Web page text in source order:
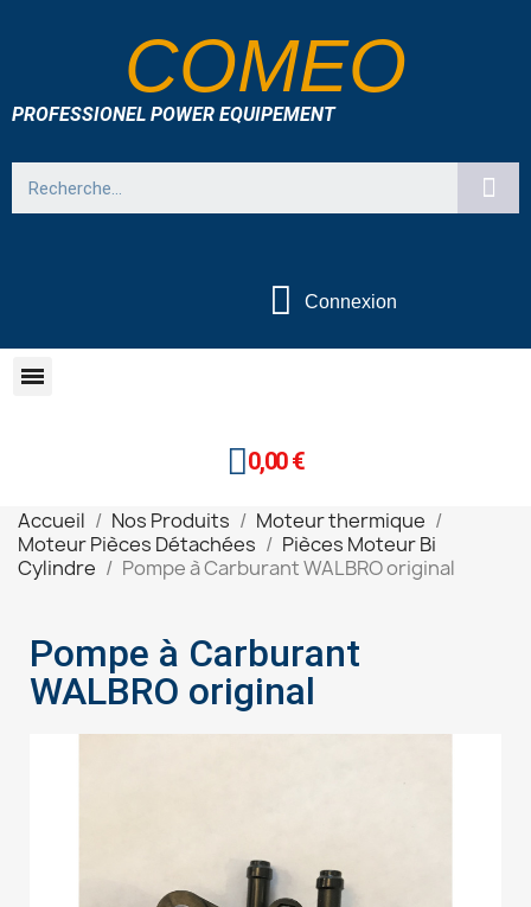
COMEO
PROFESSIONEL POWER EQUIPEMENT
Connexion
0,00 €
Accueil Nos Produits
Moteur thermique
Moteur Pièces Détachées
Pièces Moteur Bi
Cylindre
Pompe à Carburant WALBRO original
Pompe à Carburant
WALBRO original